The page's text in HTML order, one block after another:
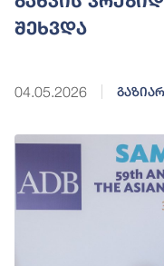
შეხვდა
04.05.2026